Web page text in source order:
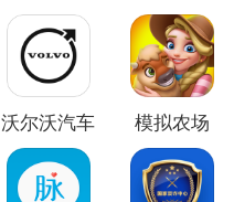
沃尔沃汽车 模拟农场